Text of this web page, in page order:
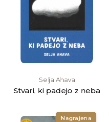
Selja Ahava
Stvari, ki padejo z neba
Nagrajena